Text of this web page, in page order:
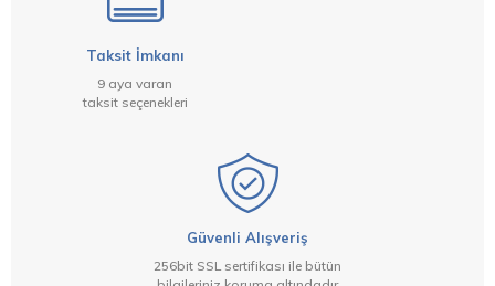
Taksit İmkanı
9 aya varan
taksit seçenekleri
Güvenli Alışveriş
256bit SSL sertifikası ile bütün